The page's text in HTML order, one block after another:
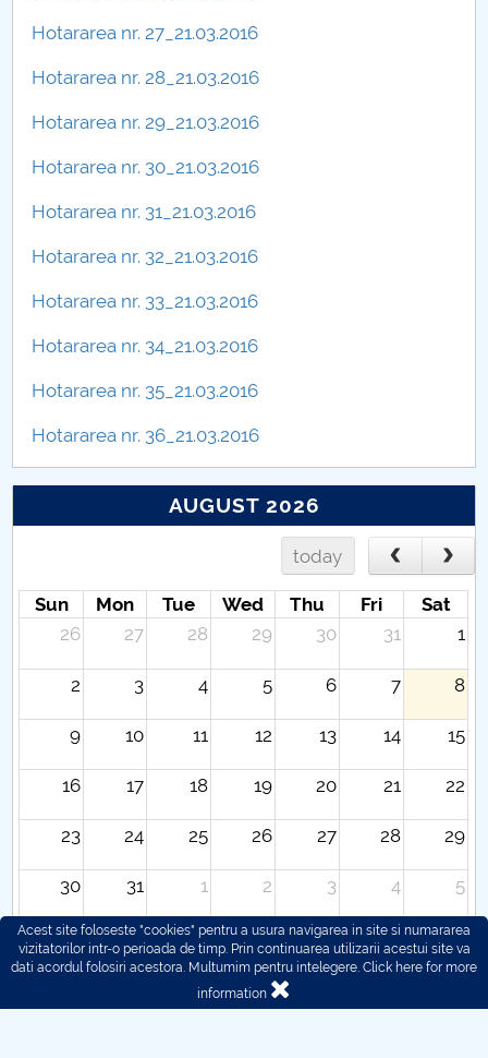
Hotararea nr. 27_21.03.2016
Hotararea nr. 28_21.03.2016
Hotararea nr. 29_21.03.2016
Hotararea nr. 30_21.03.2016
Hotararea nr. 31_21.03.2016
Hotararea nr. 32_21.03.2016
Hotararea nr. 33_21.03.2016
Hotararea nr. 34_21.03.2016
Hotararea nr. 35_21.03.2016
Hotararea nr. 36_21.03.2016
AUGUST 2026
today
Sun Mon Tue Wed Thu Fri
Sat
26
27 28 29 30 31 1
2 3 4 5 6 7 8
9 10 11 12 13 14 15
16 17 18 19 20 21 22
23 24 25 26 27 28 29
30 31 1 2 3 4 5
Acest site foloseste "cookies" pentru a usura navigarea in site si numararea
vizitatorilor intr-o perioada de timp. Prin continuarea utilizarii acestui site va
dati acordul folosiri acestora. Multumim pentru intelegere. Click here for more
information